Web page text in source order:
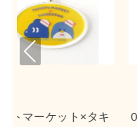
０３１３×リトルツイ
Pre